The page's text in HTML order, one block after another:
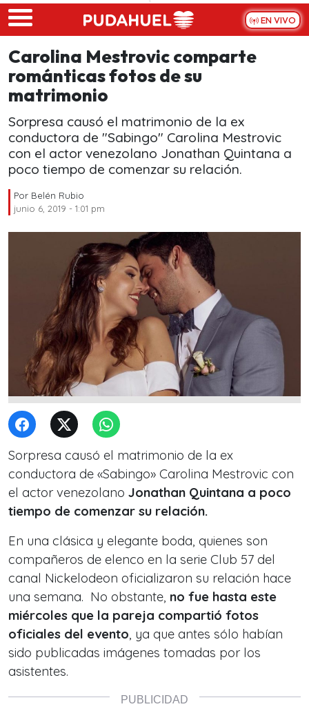
Skip to main content
EN VIVO
Carolina Mestrovic comparte
románticas fotos de su
matrimonio
Sorpresa causó el matrimonio de la ex
conductora de "Sabingo" Carolina Mestrovic
con el actor venezolano Jonathan Quintana a
poco tiempo de comenzar su relación.
Por Belén Rubio
junio 6, 2019 - 1:01 pm
Sorpresa causó el matrimonio de la ex
conductora de «Sabingo» Carolina Mestrovic con
el actor venezolano Jonathan Quintana a poco
tiempo de comenzar su relación.
En una clásica y elegante boda, quienes son
compañeros de elenco en la serie Club 57 del
canal Nickelodeon oficializaron su relación hace
una semana. No obstante, no fue hasta este
miércoles que la pareja compartió fotos
oficiales del evento, ya que antes sólo habían
sido publicadas imágenes tomadas por los
asistentes.